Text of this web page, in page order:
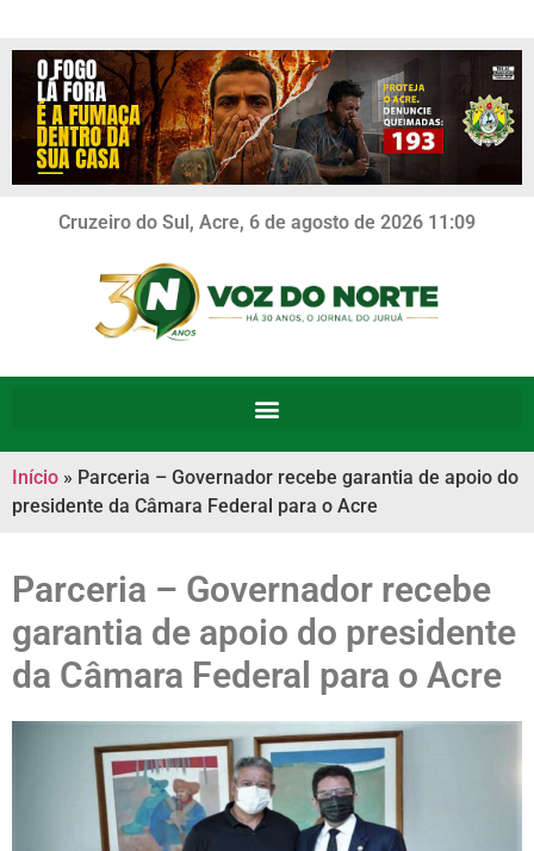
Cruzeiro do Sul, Acre, 6 de agosto de 2026 11:09
Início » Parceria – Governador recebe garantia de apoio do
presidente da Câmara Federal para o Acre
Parceria – Governador recebe
garantia de apoio do presidente
da Câmara Federal para o Acre